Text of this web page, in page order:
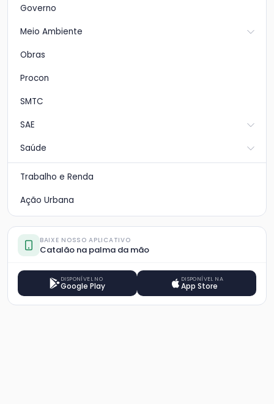
Governo
Meio Ambiente
Obras
Procon
SMTC
SAE
Saúde
Trabalho e Renda
Ação Urbana
BAIXE NOSSO APLICATIVO
Catalão na palma da mão
DISPONÍVEL NO
Google Play
DISPONÍVEL NA
App Store